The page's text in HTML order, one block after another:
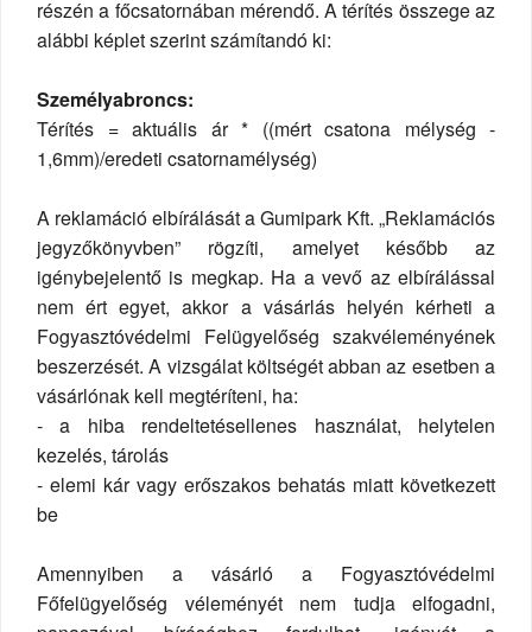
részén a főcsatornában mérendő. A térítés összege az
alábbi képlet szerint számítandó ki:
Személyabroncs:
Térítés = aktuális ár * ((mért csatona mélység -
1,6mm)/eredeti csatornamélység)
A reklamáció elbírálását a Gumipark Kft. „Reklamációs
jegyzőkönyvben” rögzíti, amelyet később az
igénybejelentő is megkap. Ha a vevő az elbírálással
nem ért egyet, akkor a vásárlás helyén kérheti a
Fogyasztóvédelmi Felügyelőség szakvéleményének
beszerzését. A vizsgálat költségét abban az esetben a
vásárlónak kell megtéríteni, ha:
- a hiba rendeltetésellenes használat, helytelen
kezelés, tárolás
- elemi kár vagy erőszakos behatás miatt következett
be
Amennyiben a vásárló a Fogyasztóvédelmi
Főfelügyelőség véleményét nem tudja elfogadni,